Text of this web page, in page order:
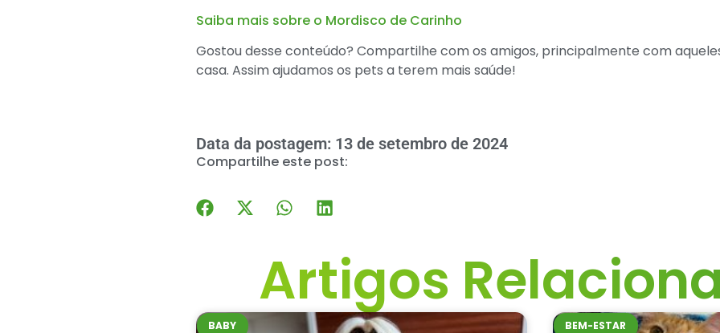
Saiba mais sobre o Mordisco de Carinho
Gostou desse conteúdo? Compartilhe com os amigos, principalmente com
casa. Assim ajudamos os pets a terem mais saúde!
Data da postagem: 13 de setembro de 2024
Compartilhe este post:
Artigos
BABY BEM-ESTAR